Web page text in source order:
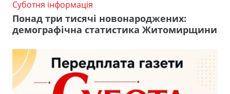
Суботня інформація
Понад три тисячі новонароджених:
демографічна статистика Житомирщини